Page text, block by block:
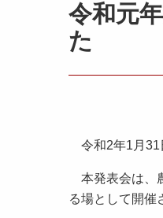
令和元
た
令和2年1月31
本発表会は、
る場として開催